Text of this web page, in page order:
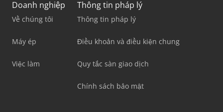
Doanh nghiệp
Về chúng tôi
Máy ép
Việc làm
Thông tin pháp lý
Thông tin pháp lý
Điều khoản và điều kiện chung
Quy tắc sàn giao dịch
Chính sách bảo mật